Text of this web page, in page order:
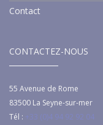
Contact
CONTACTEZ-NOUS
55 Avenue de Rome
83500 La Seyne-sur-mer
Tél : +33 (0)4 94 92 92 04